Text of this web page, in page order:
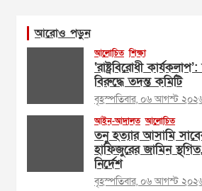
আরোও পড়ুন
আলোচিত শিক্ষা
‘রাষ্ট্রবিরোধী
বিরুদ্ধে তদন্ত কমিটি
বৃহস্পতিবার, ০৬ আগস্ট
আইন-আদালত আলোচিত
তনু হত্যার আসামি
হাফিজুরের জামিন
নির্দেশ
বৃহস্পতিবার, ০৬ আগস্ট